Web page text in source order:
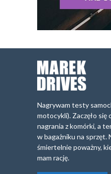
Nagrywam testy
motocykli). Zaczęło się
nagrania z komórki, a
w bagażniku na sprzęt.
śmiertelnie poważny,
mam rację.